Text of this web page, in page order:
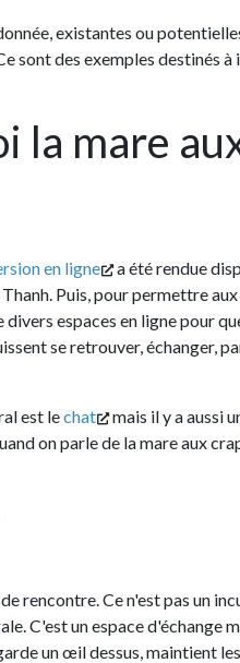
ou potentielles, mais il
exemples destinés à illustrer le
aux
a été rendue disponible
pour permettre aux crapauds
en ligne pour que ceux qui
échanger, partager,
mais il y a aussi uneboite à
de la mare aux crapauds, on
Ce n'est pas un incubateur. Il
espace d'échange mis à
dessus, maintient les